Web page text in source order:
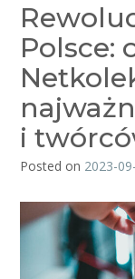
Polsce:
i
Posted on 2023-